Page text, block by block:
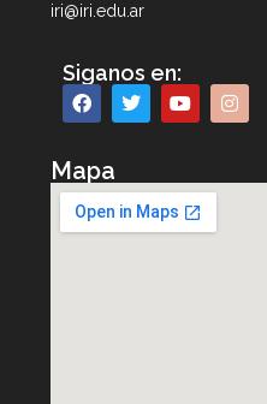
iri@iri.edu.ar
Siganos en:
Mapa